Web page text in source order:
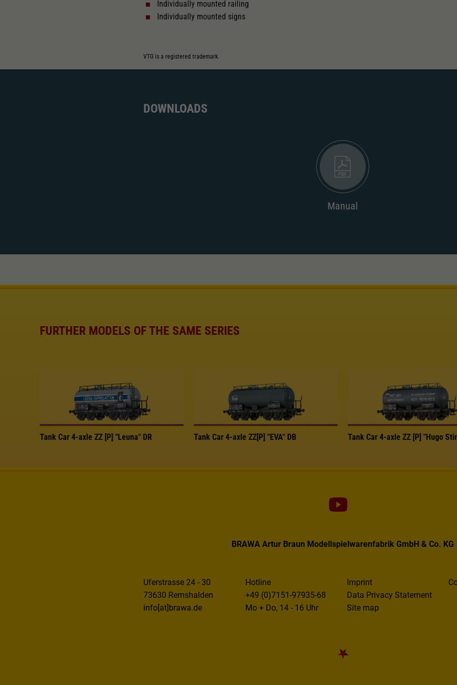
Individually mounted railing
Individually mounted signs
VTG is a registered trademark.
DOWNLOADS
Manual
FURTHER MODELS OF THE SAME SERIES
Tank Car 4-axle ZZ [P] "Leuna" DR Tank Car 4-axle ZZ[P] "EVA" DB Tank Car 4-axle ZZ [P] "Hugo
BRAWA Artur Braun Modellspielwarenfabrik GmbH & Co. KG
Uferstrasse 24 - 30
73630 Remshalden
info[at]brawa.de
Hotline
+49 (0)7151-97935-68
Mo + Do, 14 - 16 Uhr
Imprint
Data Privacy Statement
Site map